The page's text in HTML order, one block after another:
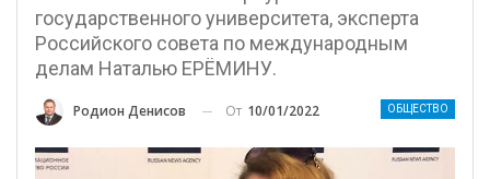
государственного университета, эксперта
Российского совета по международным
делам Наталью ЕРЁМИНУ.
ОБЩЕСТВО
Родион Денисов От 10/01/2022